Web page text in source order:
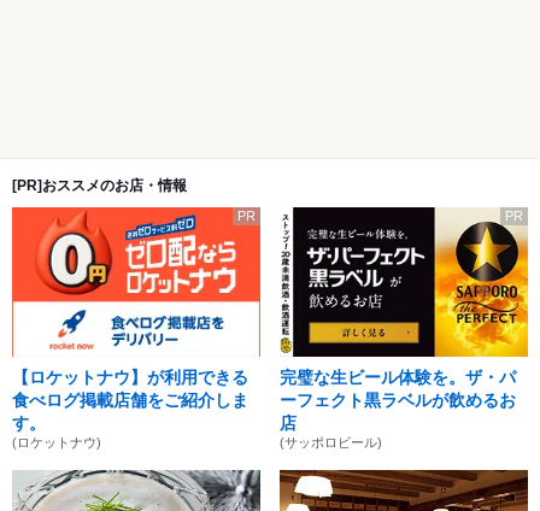
[PR]おススメのお店・情報
PR
【ロケットナウ】が利用できる
食べログ掲載店舗をご紹介しま
す。
(ロケットナウ)
PR
完璧な生ビール体験を。ザ・パ
ーフェクト黒ラベルが飲めるお
店
(サッポロビール)